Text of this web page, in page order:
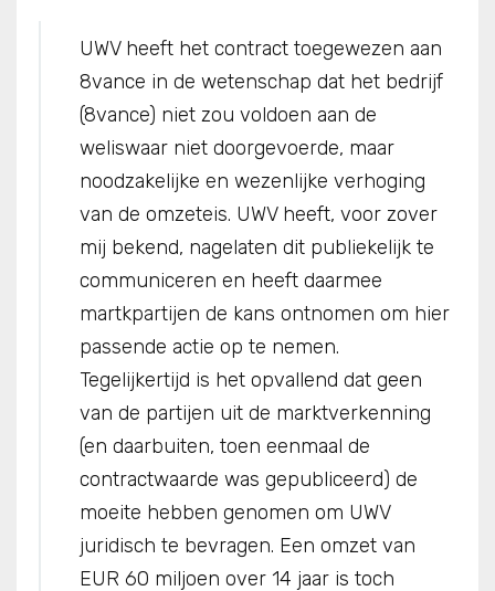
UWV heeft het contract toegewezen aan
8vance in de wetenschap dat het bedrijf
(8vance) niet zou voldoen aan de
weliswaar niet doorgevoerde, maar
noodzakelijke en wezenlijke verhoging
van de omzeteis. UWV heeft, voor zover
mij bekend, nagelaten dit publiekelijk te
communiceren en heeft daarmee
martkpartijen de kans ontnomen om hier
passende actie op te nemen.
Tegelijkertijd is het opvallend dat geen
van de partijen uit de marktverkenning
(en daarbuiten, toen eenmaal de
contractwaarde was gepubliceerd) de
moeite hebben genomen om UWV
juridisch te bevragen. Een omzet van
EUR 60 miljoen over 14 jaar is toch